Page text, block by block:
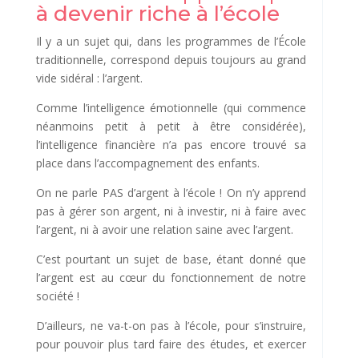
à devenir riche à l’école
Il y a un sujet qui, dans les programmes de l’École
traditionnelle, correspond depuis toujours au grand
vide sidéral : l’argent.
Comme l’intelligence émotionnelle (qui commence
néanmoins petit à petit à être considérée),
l’intelligence financière n’a pas encore trouvé sa
place dans l’accompagnement des enfants.
On ne parle PAS d’argent à l’école ! On n’y apprend
pas à gérer son argent, ni à investir, ni à faire avec
l’argent, ni à avoir une relation saine avec l’argent.
C’est pourtant un sujet de base, étant donné que
l’argent est au cœur du fonctionnement de notre
société !
D’ailleurs, ne va-t-on pas à l’école, pour s’instruire,
pour pouvoir plus tard faire des études, et exercer